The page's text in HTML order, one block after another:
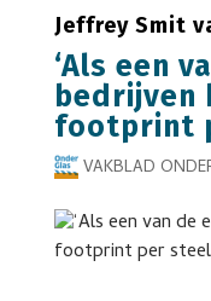
Jeffrey Smit
‘Als een
bedrijven
footprint
VAKBLAD